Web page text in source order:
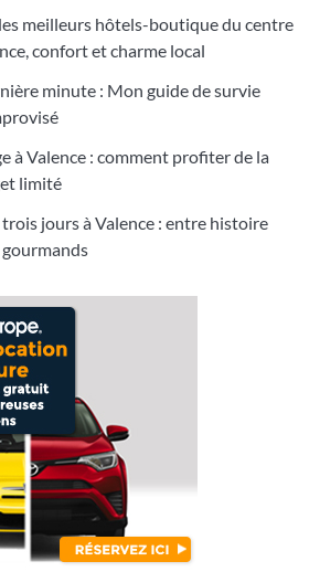
meilleurs hôtels-boutique du centre
confort et charme local
minute : Mon guide de survie
à Valence : comment profiter de la
limité
jours à Valence : entre histoire